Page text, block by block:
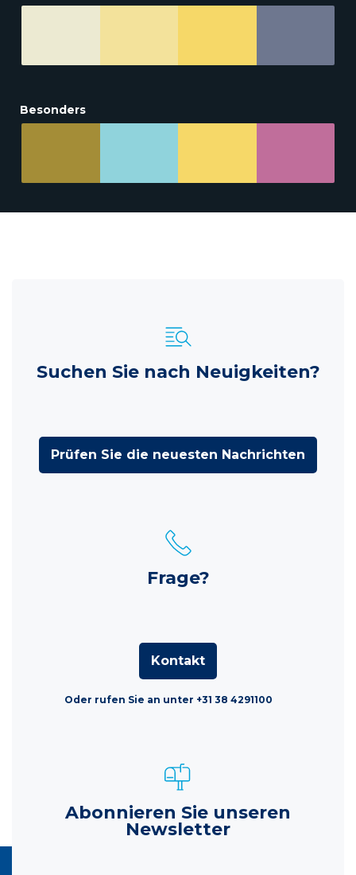
Besonders
Suchen Sie nach Neuigkeiten?
Prüfen Sie die neuesten Nachrichten
Frage?
Kontakt
Oder rufen Sie an unter +31 38 4291100
Abonnieren Sie unseren
Newsletter